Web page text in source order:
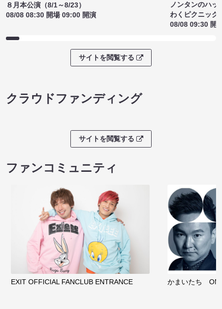
８月本公演（8/1～8/23）
08/08 08:30 開場 09:00 開演
ノンタンのハッ
わくピクニック
08/08 09:30 開
サイトを閲覧する
クラウドファンディング
サイトを閲覧する
ファンコミュニティ
EXIT OFFICIAL FANCLUB ENTRANCE かまいたち